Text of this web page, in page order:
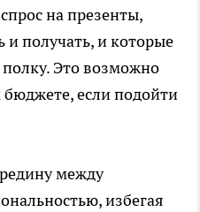
на презенты,
и получать, и которые
полку. Это возможно
если подойти
между
избегая